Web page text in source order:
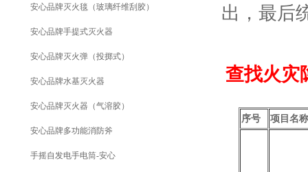
安心品牌灭火毯（玻璃纤维刮胶）
安心品牌手提式灭火器
安心品牌灭火弹（投掷式）
安心品牌水基灭火器
安心品牌灭火器（气溶胶）
安心品牌多功能消防斧
手摇自发电手电筒-安心
出，最后
查找火灾
序号 项目名称